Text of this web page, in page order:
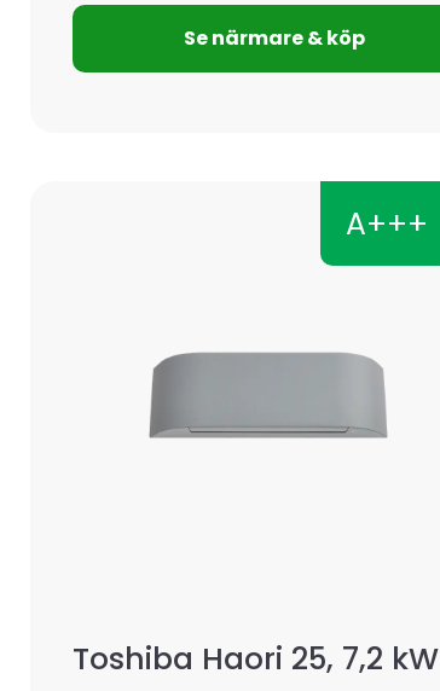
Se närmare & köp
Toshiba Haori 25, 7,2 kW
A+++